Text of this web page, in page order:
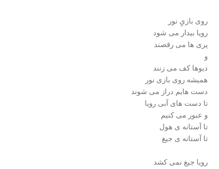
روی بازيِ نور
رويا بيدار می شود
پری ها می رقصند
و
ديوها كف می زنند
هميشه روی بازی نور
دست هايم دراز می شوند
تا دست های آبی رويا
و عبور می كنيم
تا آستانه ی هول
تا آستانه ی جيغ
رويا جيغ نمی كشد